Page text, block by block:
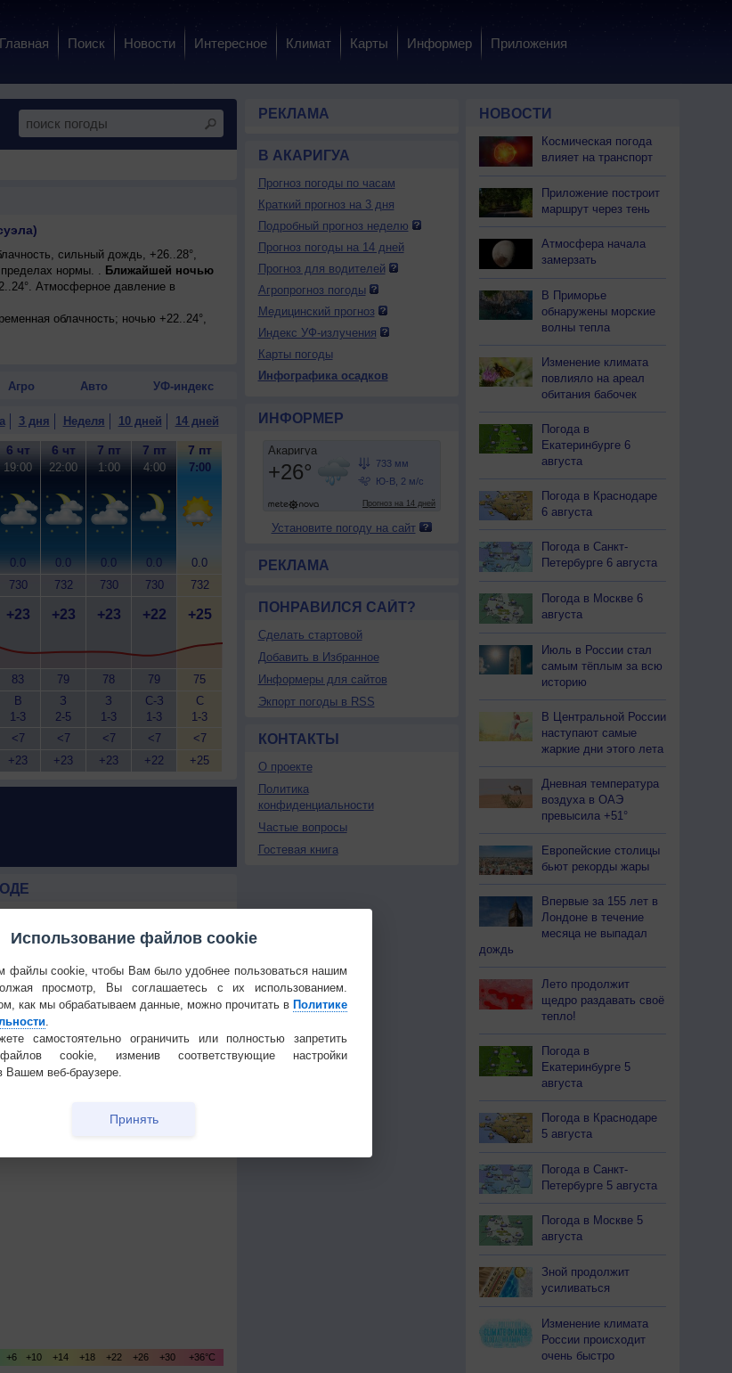
Главная Поиск Новости Интересное Климат Карты Информер Приложения
сильный дождь, +26..28°,
нормы. . Ближайшей ночью
Атмосферное давление в
облачность; ночью +22..24°,
Агро Авто УФ-индекс
3 дня Неделя 10 дней 14 дней
6 чт
19:00
0.0
730
+23
83
В
1-3
<7
+23
6 чт
22:00
0.0
732
+23
79
З
2-5
<7
+23
7 пт
1:00
0.0
730
+23
78
З
1-3
<7
+23
7 пт
4:00
0.0
730
+22
79
С-З
1-3
<7
+22
7 пт
7:00
0.0
732
+25
75
С
1-3
<7
+25
влияет на транспорт
В Приморье обнаружены
морские волны тепла
РЕКЛАМА
В АКАРИГУА
Прогноз погоды по часам
Краткий прогноз на 3 дня
Подробный прогноз неделю
Прогноз погоды на 14 дней
Прогноз для водителей
Агропрогноз погоды
Медицинский прогноз
Индекс УФ-излучения
Карты погоды
Инфографика осадков
ИНФОРМЕР
Установите погоду на сайт
РЕКЛАМА
ПОНРАВИЛСЯ САЙТ?
Сделать стартовой
Добавить в Избранное
Информеры для сайтов
Экпорт погоды в RSS
КОНТАКТЫ
О проекте
Политика
конфиденциальности
Частые вопросы
Гостевая книга
НОВОСТИ
Космическая погода
влияет на транспорт
Приложение построит
маршрут через тень
Атмосфера начала
замерзать
В Приморье
обнаружены морские
волны тепла
Изменение климата
повлияло на ареал
обитания бабочек
Погода в
Екатеринбурге 6
августа
Погода в Краснодаре
6 августа
Погода в Санкт-
Петербурге 6 августа
Погода в Москве 6
августа
Июль в России стал
самым тёплым за всю
историю
В Центральной России
наступают самые
жаркие дни этого лета
Дневная температура
воздуха в ОАЭ
превысила +51°
Европейские столицы
бьют рекорды жары
Впервые за 155 лет в
Лондоне в течение
месяца не выпадал
дождь
Лето продолжит
щедро раздавать своё
тепло!
Погода в
Екатеринбурге 5
августа
Погода в Краснодаре
5 августа
Погода в Санкт-
Петербурге 5 августа
Погода в Москве 5
августа
Зной продолжит
усиливаться
Изменение климата
России происходит
очень быстро
Использование файлов cookie
файлы cookie, чтобы Вам было удобнее пользоваться нашим
просмотр, Вы соглашаетесь с их использованием.
как мы обрабатываем данные, можно прочитать в Политике
.
самостоятельно ограничить или полностью запретить
cookie, изменив соответствующие настройки
Вашем веб-браузере.
Принять